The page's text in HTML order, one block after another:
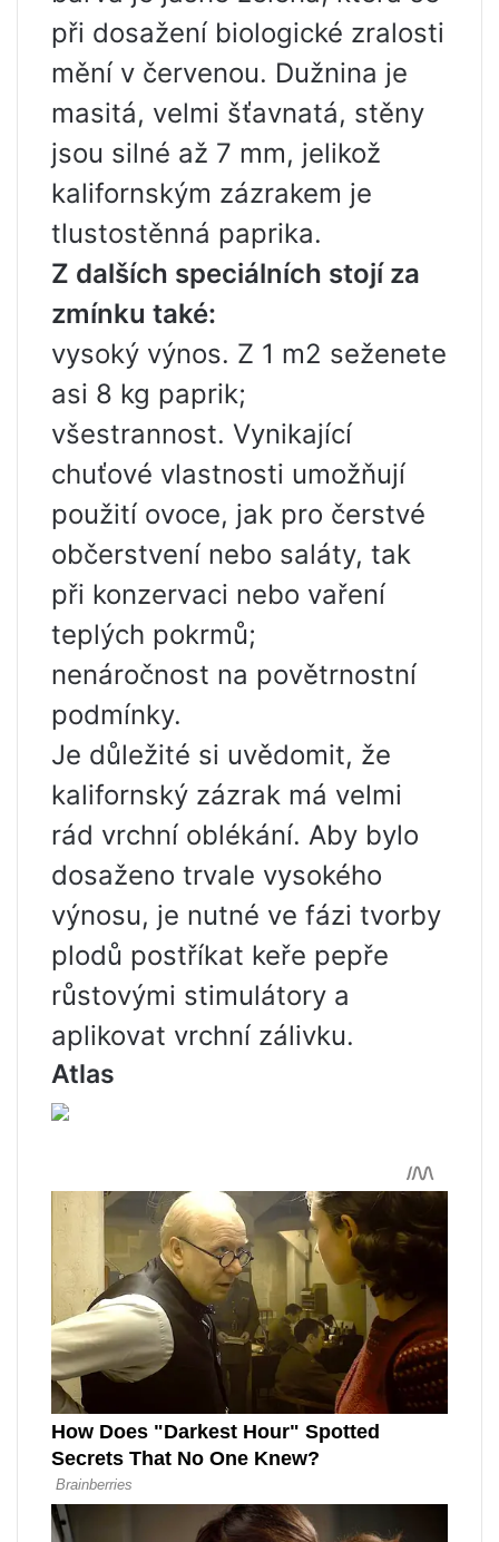
při dosažení biologické zralosti
mění v červenou. Dužnina je
masitá, velmi šťavnatá, stěny
jsou silné až 7 mm, jelikož
kalifornským zázrakem je
tlustostěnná paprika.
Z dalších speciálních stojí za
zmínku také:
vysoký výnos. Z 1 m2 seženete
asi 8 kg paprik;
všestrannost. Vynikající
chuťové vlastnosti umožňují
použití ovoce, jak pro čerstvé
občerstvení nebo saláty, tak
při konzervaci nebo vaření
teplých pokrmů;
nenáročnost na povětrnostní
podmínky.
Je důležité si uvědomit, že
kalifornský zázrak má velmi
rád vrchní oblékání. Aby bylo
dosaženo trvale vysokého
výnosu, je nutné ve fázi tvorby
plodů postříkat keře pepře
růstovými stimulátory a
aplikovat vrchní zálivku.
Atlas